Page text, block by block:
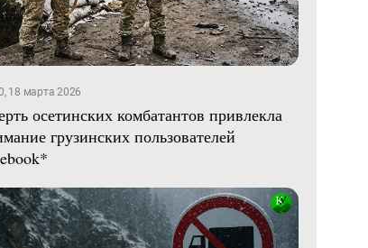
18 марта 2026
осетинских комбатантов привлекла
грузинских пользователей